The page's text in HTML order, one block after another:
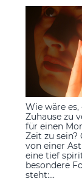
Wie wäre
Zuhause zu
für einen
Zeit zu sein?
von einer
eine tief
besondere
steht:...